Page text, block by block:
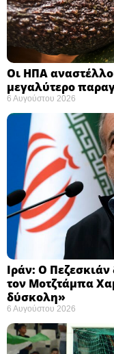
Οι ΗΠΑ
μεγαλύτερο
6 Αυγούστου 2026
Ιράν: Ο
τον Μοτζτάμπα
δύσκολη» ​
6 Αυγούστου 2026